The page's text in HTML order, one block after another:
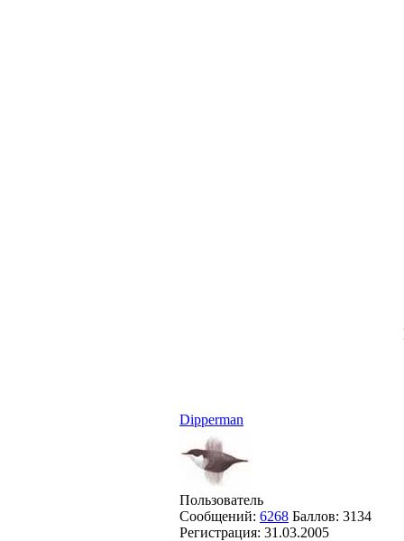
Dipperman
Пользователь
Сообщений: 6268 Баллов: 3134
Регистрация: 31.03.2005